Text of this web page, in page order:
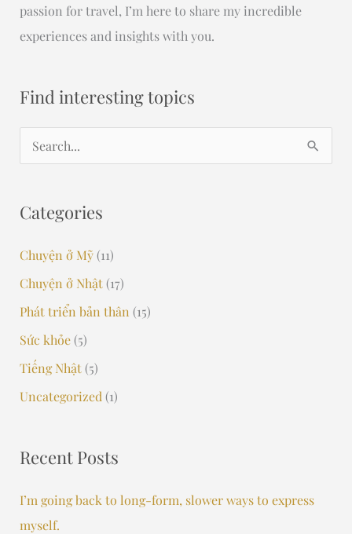
passion for travel, I’m here to share my incredible
experiences and insights with you.
Find interesting topics
r
c
r
:
Categories
Chuyện ở Mỹ(11)
Chuyện ở Nhật(17)
Phát triển bản thân (15)
Sức khỏe(5)
Tiếng Nhật(5)
Uncategorized (1)
Recent Posts
I’m going back to long-form, slower ways to express
myself.